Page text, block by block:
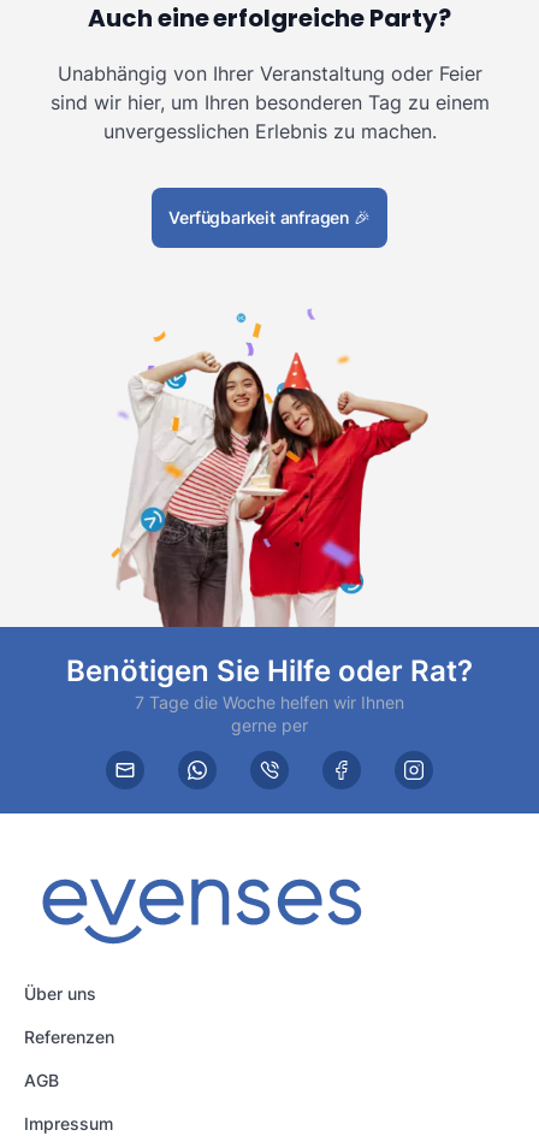
Auch eine erfolgreiche Party?
Unabhängig von Ihrer Veranstaltung oder Feier
sind wir hier, um Ihren besonderen Tag zu einem
unvergesslichen Erlebnis zu machen.
Verfügbarkeit anfragen 🎉
Benötigen Sie Hilfe oder Rat?
7 Tage die Woche helfen wir Ihnen
gerne per
Über uns
Referenzen
AGB
Impressum